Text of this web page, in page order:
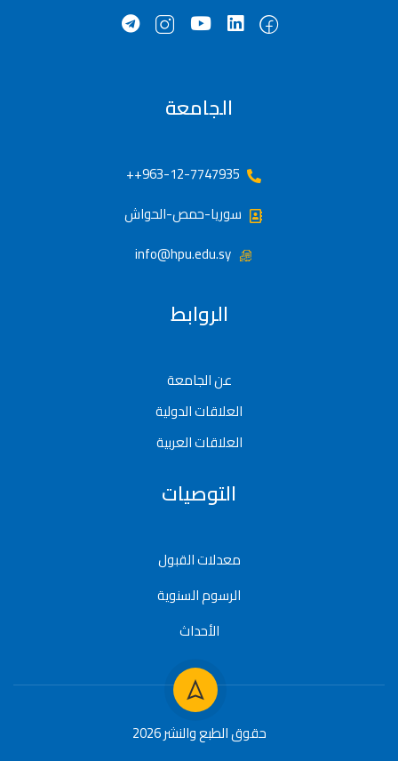
الجامعة
963-12-7747935++
سوريا-حمص-الحواش
info@hpu.edu.sy
الروابط
عن الجامعة
العلاقات الدولية
العلاقات العربية
التوصيات
معدلات القبول
الرسوم السنوية
الأحداث
حقوق الطبع والنشر 2026